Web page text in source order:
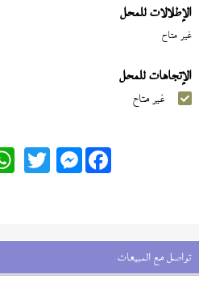
الإطلالات للمحل
غير متاح
الإتجاهات للمحل
غير متاح
Messenger
تواصل مع المبيعات